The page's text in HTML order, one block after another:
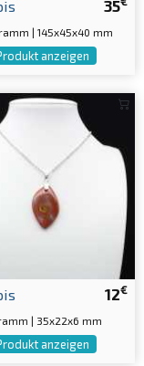
35
| 145x45x40 mm
anzeigen
12€
| 35x22x6 mm
anzeigen